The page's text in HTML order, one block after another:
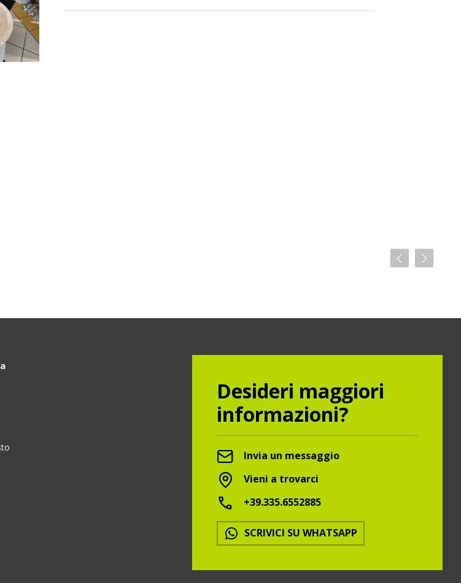
Desideri maggiori
informazioni?
Invia un messaggio
Vieni a trovarci
+39.335.6552885
SCRIVICI SU WHATSAPP